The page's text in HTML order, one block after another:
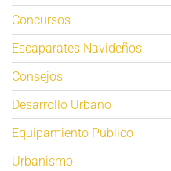
Concursos
Escaparates Navideños
Consejos
Desarrollo Urbano
Equipamiento Público
Urbanismo